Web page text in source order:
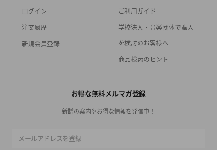
ログイン
注文履歴
新規会員登録
ご利用ガイド
学校法人・音楽団体で購入
を検討のお客様へ
商品検索のヒント
お得な無料メルマガ登録
新譜の案内やお得な情報を発信中！
メールアドレスを登録